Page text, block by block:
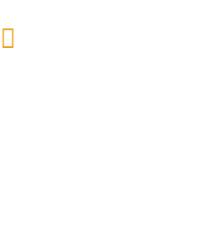
Nächster